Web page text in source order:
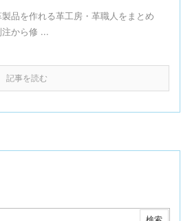
品を作れる革工房・革職人をまとめ
から修 ...
記事を読む